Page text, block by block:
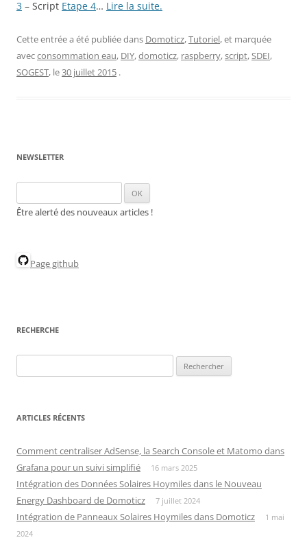
3 – Script Etape 4… Lire la suite.
Cette entrée a été publiée dans Domoticz,Tutoriel, et marquée
avecconsommation eau, DIY,domoticz, raspberry,script,SDEI,
SOGEST, le30 juillet 2015 .
NEWSLETTER
Être alerté des nouveaux articles !
Page github
RECHERCHE
ARTICLES RÉCENTS
Comment centraliser AdSense, la Search Console et Matomo dans
Grafana pour un suivi simplifié
16 mars 2025
Intégration des Données Solaires Hoymiles dans le Nouveau
Energy Dashboard de Domoticz
7 juillet 2024
Intégration de Panneaux Solaires Hoymiles dans Domoticz
1 mai
2024